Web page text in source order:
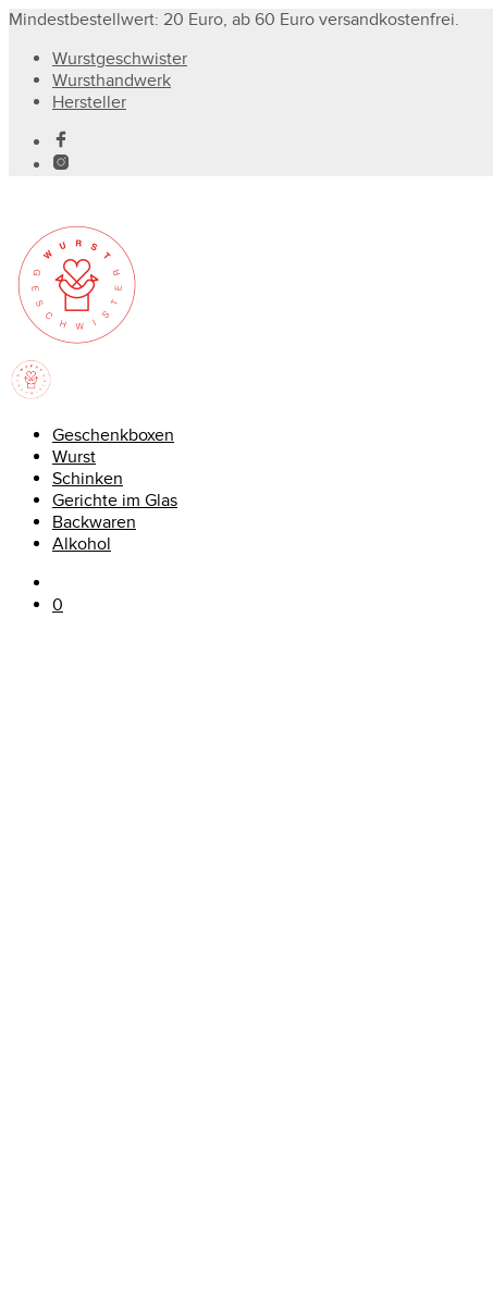
Mindestbestellwert: 20 Euro, ab 60 Euro versandkostenfrei.
Wurstgeschwister
Wursthandwerk
Hersteller
Geschenkboxen
Wurst
Schinken
Gerichte im Glas
Backwaren
Alkohol
0